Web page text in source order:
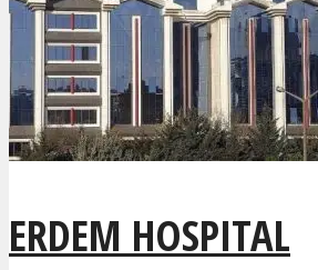
ERDEM HOSPITAL